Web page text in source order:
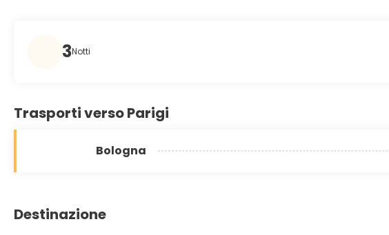
3Notti
Trasporti verso Parigi
Bologna
Destinazione